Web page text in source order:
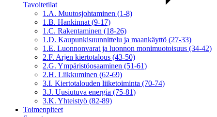
Tavoitetilat
1.A. Muutosjohtaminen (1-8)
1.B. Hankinnat (9-17)
1.C. Rakentaminen (18-26)
1.D. Kaupunkisuunnittelu ja maankäyttö (27-33)
1.E. Luonnonvarat ja luonnon monimuotoisuus (34-42)
2.F. Arjen kiertotalous (43-50)
2.G. Ympäristöosaaminen (51-61)
2.H. Liikkuminen (62-69)
3.I. Kiertotalouden liiketoiminta (70-74)
3.J. Uusiutuva energia (75-81)
3.K. Yhteistyö (82-89)
Toimenpiteet